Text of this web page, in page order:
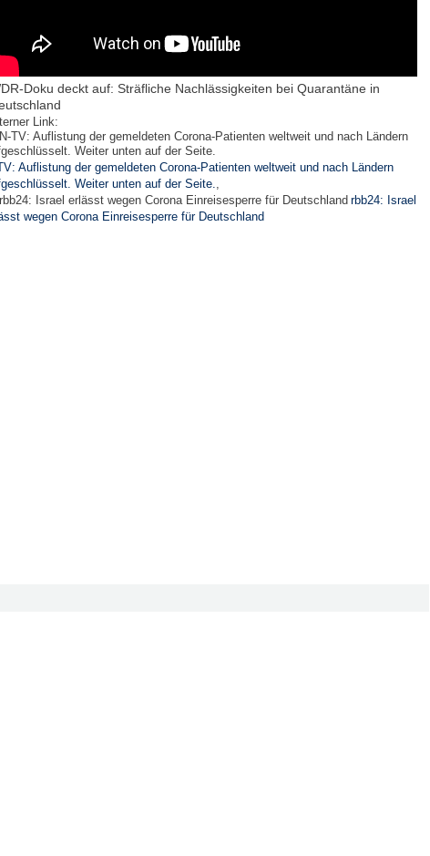
Doku deckt auf: Sträfliche Nachlässigkeiten bei Quarantäne in
Link:
Auflistung der gemeldeten Corona-Patienten weltweit und nach Ländern
Weiter unten auf der Seite.,
rbb24: Israel
wegen Corona Einreisesperre für Deutschland